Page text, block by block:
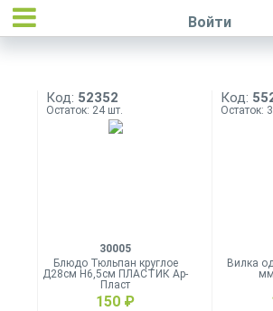
Войти
Код: 52352
Остаток: 24 шт.
30005
Блюдо Тюльпан круглое
Д28см Н6,5см ПЛАСТИК Ар-
Пласт
150 ₽
Код:
Остаток:
Вилка